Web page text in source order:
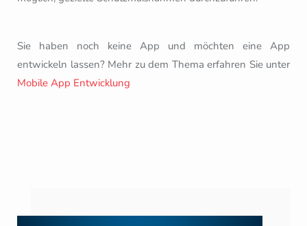
Sie haben noch keine App und möchten eine App
entwickeln lassen? Mehr zu dem Thema erfahren Sie unter
Mobile App Entwicklung